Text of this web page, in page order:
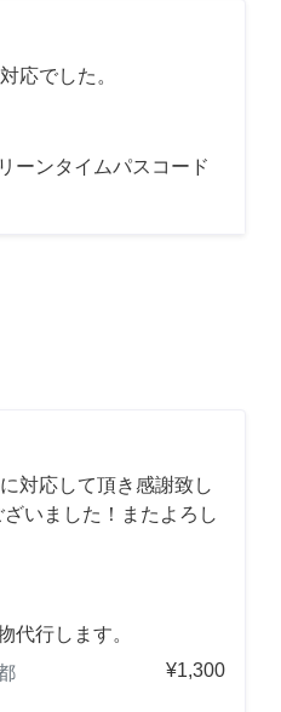
応でした。
ーンタイムパスコード
対応して頂き感謝致し
いました！またよろし
代行します。
¥1,300